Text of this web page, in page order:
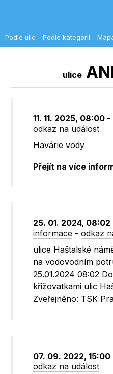
Podle ulic - Podle kategorií -
ulice
11. 11. 2025, 08:00
odkaz na událost
Havárie vody
Přejít na více
25. 01. 2024, 08:02
informace -odkaz
ulice Haštalské
na vodovodním
25.01.2024 08:02
křižovatkami ulic
Zveřejněno: TSK
07. 09. 2022, 15:00
odkaz na událost